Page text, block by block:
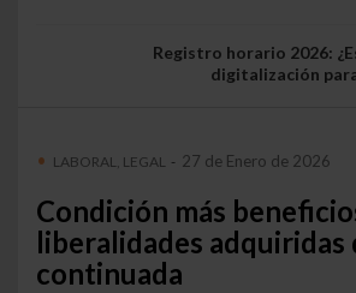
Registro horario 2026:
digitalización
LABORAL, LEGAL - 27 de Enero de 2026
Condición más
liberalidades adquiridas
continuada